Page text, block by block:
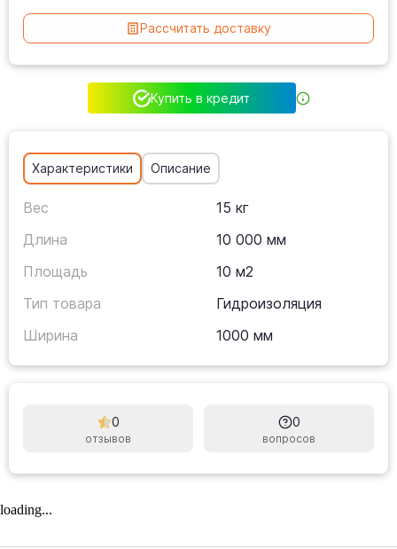
Рассчитать доставку
Купить в кредит
Характеристики Описание
Вес
15 кг
Длина
10 000 мм
Площадь
10 м2
Тип товара
Гидроизоляция
Ширина
1000 мм
0
отзывов
0
вопросов
loading...